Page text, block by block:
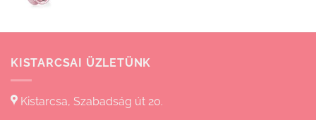
KISTARCSAI ÜZLETÜNK
Kistarcsa, Szabadság út 20.